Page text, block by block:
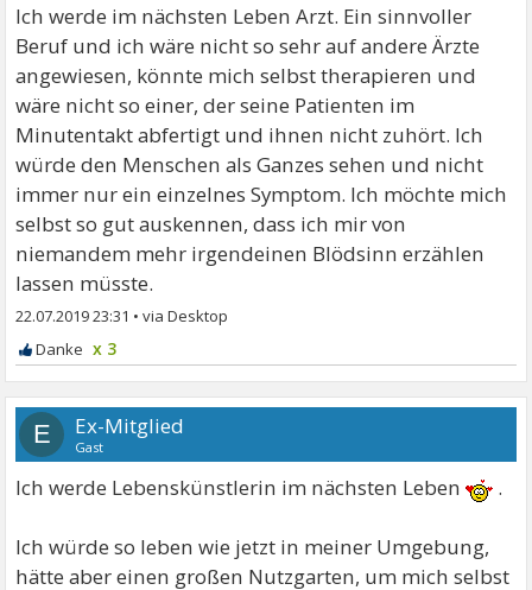
Ich werde im nächsten Leben Arzt. Ein sinnvoller
Beruf und ich wäre nicht so sehr auf andere Ärzte
angewiesen, könnte mich selbst therapieren und
wäre nicht so einer, der seine Patienten im
Minutentakt abfertigt und ihnen nicht zuhört. Ich
würde den Menschen als Ganzes sehen und nicht
immer nur ein einzelnes Symptom. Ich möchte mich
selbst so gut auskennen, dass ich mir von
niemandem mehr irgendeinen Blödsinn erzählen
lassen müsste.
22.07.2019 23:31 •
x 3
E Ex-Mitglied
Gast
Ich werde Lebenskünstlerin im nächsten Leben .
Ich würde so leben wie jetzt in meiner Umgebung,
hätte aber einen großen Nutzgarten, um mich selbst